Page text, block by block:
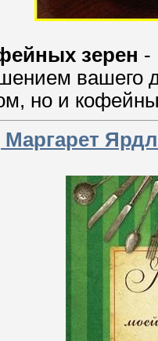
зерен -
вашего
но и
Маргарет